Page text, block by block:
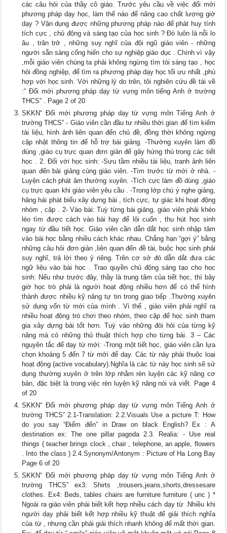
các câu hỏi của thầy cô giáo. Trước yêu cầu về việc đổi mới
phương pháp dạy học, làm thế nào để nâng cao chất lượng giờ
dạy ? Vận dụng được những phương pháp nào để phát huy tính
tích cực , chủ động và sáng tạo của học sinh ? Đó luôn là nỗi lo
âu , trăn trở , những suy nghĩ của đội ngũ giáo viên - những
người sẵn sàng cống hiến cho sự nghiệp giáo dục . Chính vì vậy
,mỗi giáo viên chúng ta phải không ngừng tìm tòi sáng tạo , học
hỏi đồng nghiệp, để tìm ra phương pháp dạy học tối ưu nhất ,phù
hợp với học sinh. Với những lý do trên, tôi nghiên cứu đề tài về
:“ Đổi mới phương pháp dạy từ vựng môn tiếng Anh ở trường
THCS” . Page 2 of 20
SKKN“ Đổi mới phương pháp dạy từ vựng môn Tiếng Anh ở
trường THCS” - Giáo viên cần đầu tư nhiều thời gian để tìm kiếm
tài liệu, hình ảnh liên quan đến chủ đề, đồng thời không ngừng
cập nhật thông tin để hỗ trợ bài giảng. -Thường xuyên làm đồ
dùng ,giáo cụ trực quan đơn giản để gây hứng thú trong các tiết
học . 2. Đối với học sinh: -Sưu tầm nhiều tài liệu, tranh ảnh liên
quan đến bài giảng cùng giáo viên. -Tìm trước từ mới ở nhà. -
Luyện cách phát âm thường xuyên. -Tích cực làm đồ dùng ,giáo
cụ trực quan khi giáo viên yêu cầu . -Trong lớp chú ý nghe giảng,
hăng hái phát biểu xây dựng bài , tích cực, tự giác khi hoạt động
nhóm , cặp . 2- Vào bài: Tuỳ từng bài giảng, giáo viên phải khéo
léo tìm được cách vào bài hay để lôi cuốn , thu hút học sinh
ngay từ đầu tiết học. Giáo viên cần dẫn dắt học sinh nhập tâm
vào bài học bằng nhiều cách khác nhau. Chẳng hạn “gợi ý” bằng
những câu hỏi đơn giản ,liên quan đến đề tài, buộc học sinh phải
suy nghĩ, trả lời theo ý riêng. Trên cơ sở đó dẫn dắt đưa các
ngữ liệu vào bài học . Trao quyền chủ động sáng tạo cho học
sinh: Nếu như trước đây, thầy là trung tâm của tiết học, thì bây
giờ học trò phải là người hoạt động nhiều hơn để có thể hình
thành được nhiều kỹ năng tự tin trong giao tiếp .Thường xuyên
sử dụng vốn từ mới của mình . Vì thế , giáo viên phải nghĩ ra
nhiều hoạt động trò chơi theo nhóm, theo cặp để học sinh tham
gia xây dựng bài tốt hơn. Tuỳ vào những đòi hỏi của từng kỹ
năng mà có những thủ thuật thích hợp cho từng bài. 3 – Các
nguyên tắc để dạy từ mới: -Trong một tiết học, giáo viên cần lựa
chọn khoảng 5 đến 7 từ mới để dạy. Các từ này phải thuộc loại
hoạt động (active vocabulary).Nghĩa là các từ này học sinh sẽ sử
dụng thường xuyên ở trên lớp nhằm rèn luyện các kỹ năng cơ
bản, đặc biệt là trong việc rèn luyện kỹ năng nói và viết. Page 4
of 20
SKKN“ Đổi mới phương pháp dạy từ vựng môn Tiếng Anh ở
trường THCS” 2.1-Translation: 2.2.Visuals Use a picture T: How
do you say “Điểm đến” in Draw on black English? Ex : A
destination ex: The one pillar pagoda 2.3. Realia: - Use real
things ( teacher brings clock , chair , telephone, an apple, flowers
. Into the class ) 2.4.Synonym/Antonym : Picture of Ha Long Bay
Page 6 of 20
SKKN“ Đổi mới phương pháp dạy từ vựng môn Tiếng Anh ở
trường THCS” ex3: Shirts ,trousers,jeans,shorts,dressesare
clothes. Ex4: Beds, tables chairs are furniture furniture ( unc ) *
Ngoài ra giáo viên phải biết kết hợp nhiều cách dạy từ .Nhiều khi
người dạy phải biết kết hợp nhiều kỹ thuật để giải thích nghĩa
của từ , nhưng cần phải giải thích nhanh không để mất thời gian.